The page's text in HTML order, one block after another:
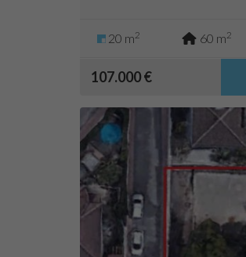
20 m2 60 m2
107.000 €